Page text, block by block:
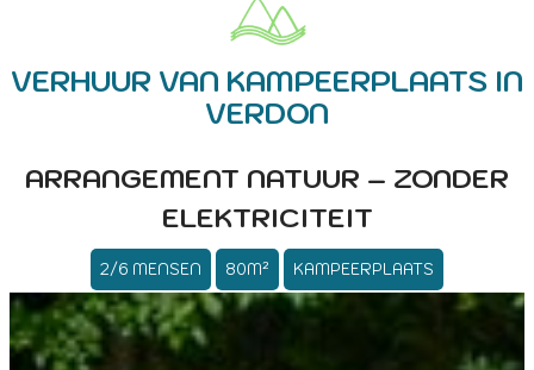
VERHUUR VAN KAMPEERPLAATS IN
VERDON
ARRANGEMENT NATUUR – ZONDER
ELEKTRICITEIT
2/6 MENSEN 80M² KAMPEERPLAATS